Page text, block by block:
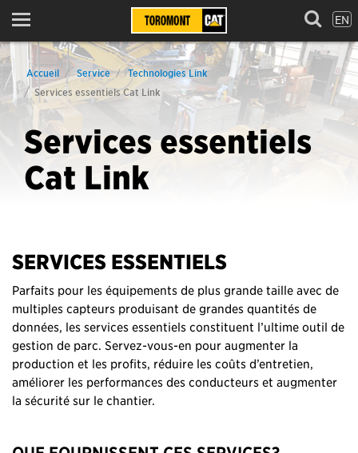
Menu EN
Accueil Service
Technologies Link
Services essentiels Cat Link
Services essentiels
Cat Link
SERVICES ESSENTIELS
Parfaits pour les équipements de plus grande taille avec de
multiples capteurs produisant de grandes quantités de
données, les services essentiels constituent l’ultime outil de
gestion de parc. Servez-vous-en pour augmenter la
production et les profits, réduire les coûts d’entretien,
améliorer les performances des conducteurs et augmenter
la sécurité sur le chantier.